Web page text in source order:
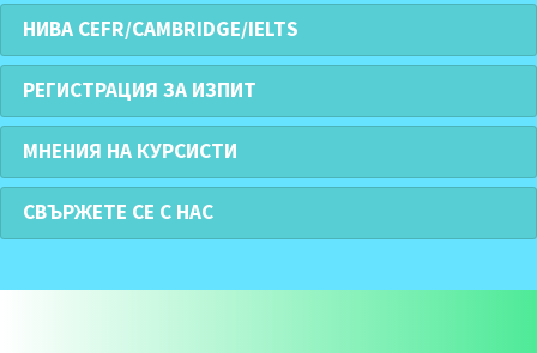
НИВА CEFR/CAMBRIDGE/IELTS
РЕГИСТРАЦИЯ ЗА ИЗПИТ
МНЕНИЯ НА КУРСИСТИ
СВЪРЖЕТЕ СЕ С НАС